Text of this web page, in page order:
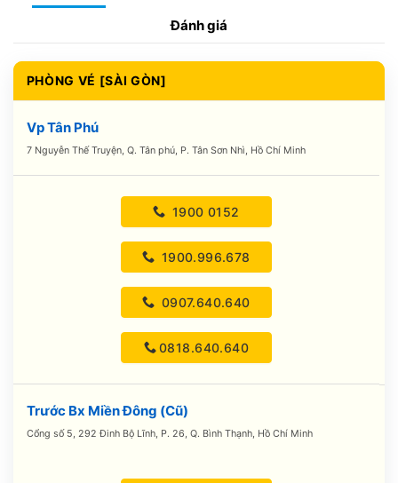
Đánh giá
PHÒNG VÉ [SÀI GÒN]
Vp Tân Phú
7 Nguyễn Thế Truyện, Q. Tân phú, P. Tân Sơn Nhì, Hồ Chí Minh
1900 0152
1900.996.678
0907.640.640
0818.640.640
Trước Bx Miền Đông (Cũ)
Cổng số 5, 292 Đinh Bộ Lĩnh, P. 26, Q. Bình Thạnh, Hồ Chí Minh